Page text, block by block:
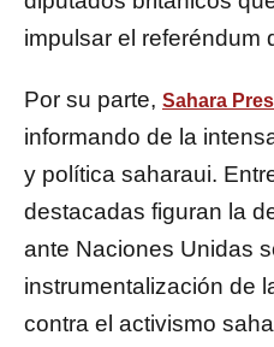
impulsar el referéndum
Por su parte, Sahara
informando de la
y política saharaui.
destacadas figuran la
ante Naciones Unidas
instrumentalización de
contra el activismo